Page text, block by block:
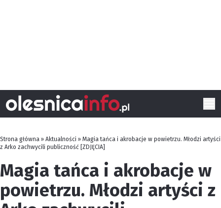
Strona główna » Aktualności » Magia tańca i akrobacje w powietrzu. Młodzi artyści
z Arko zachwycili publiczność [ZDJĘCIA]
Magia tańca i akrobacje w
powietrzu. Młodzi artyści z